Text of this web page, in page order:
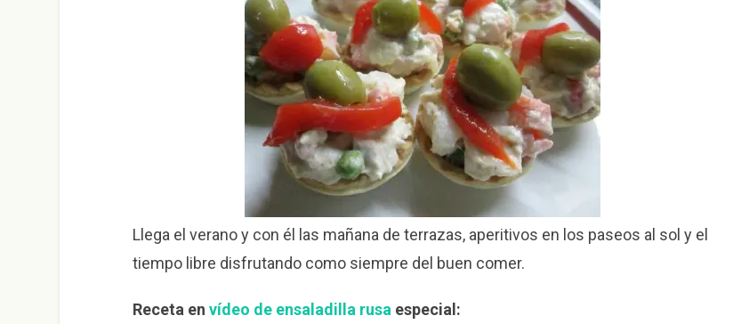
Llega el verano y con él las mañana de terrazas, aperitivos en los paseos al sol y el
tiempo libre disfrutando como siempre del buen comer.
Receta en vídeo de ensaladilla rusa especial: